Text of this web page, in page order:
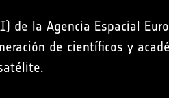
de la Agencia Espacial
de científicos y